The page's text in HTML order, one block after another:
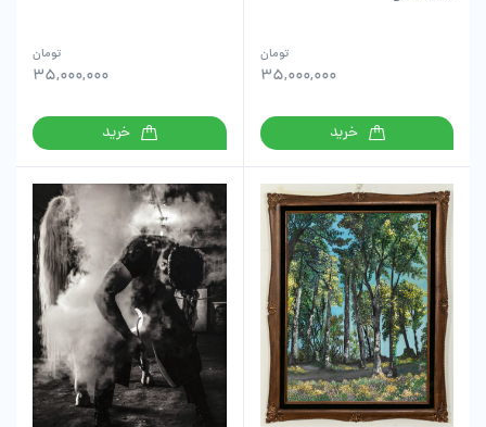
35,000,000
تومان
خرید
35,000,000
تومان
خرید